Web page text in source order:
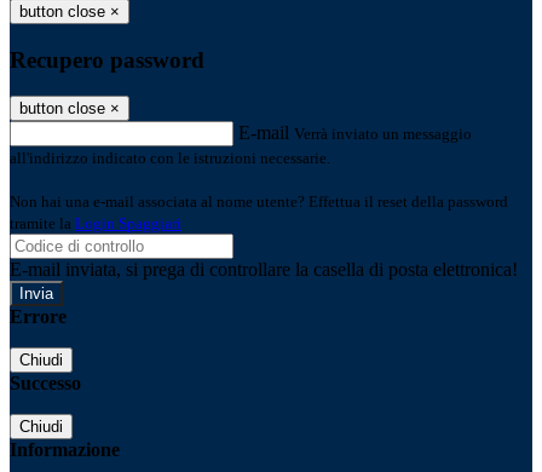
button close ×
Recupero password
button close ×
E-mail Verrà inviato un messaggio
all'indirizzo indicato con le istruzioni necessarie.
Non hai una e-mail associata al nome utente? Effettua il reset della password
tramite la Login Spaggiari
E-mail inviata, si prega di controllare la casella di posta elettronica!
Errore
Chiudi
Successo
Chiudi
Informazione